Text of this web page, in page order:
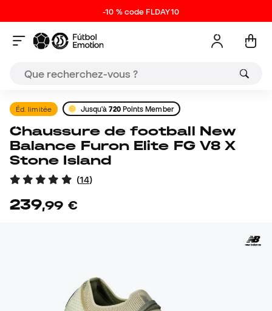
-10 % code FLDAY10
Éd. limitée Jusqu'à720Points Member
Chaussure de football New
Balance Furon Elite FG V8 X
Stone Island
(14)
239,99 €